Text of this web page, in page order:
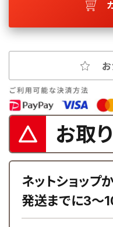
お取
ネットショップ
発送までに3～